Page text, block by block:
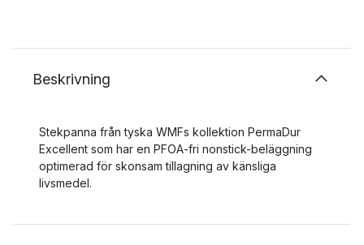
Beskrivning
Stekpanna från tyska WMFs kollektion PermaDur
Excellent som har en PFOA-fri nonstick-beläggning
optimerad för skonsam tillagning av känsliga
livsmedel.